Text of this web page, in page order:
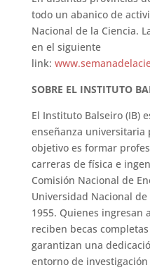
todo un abanico de
Nacional de la Ciencia.
en el siguiente
link:
SOBRE EL INSTITUTO
El Instituto Balseiro (IB)
enseñanza universitaria
objetivo es formar
carreras de física e
Comisión Nacional de
Universidad Nacional de
1955. Quienes ingresan
reciben becas
garantizan una
entorno de